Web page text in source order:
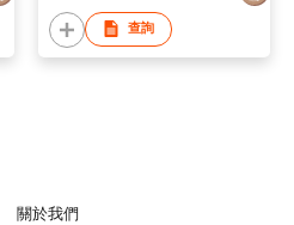
查詢
關於我們